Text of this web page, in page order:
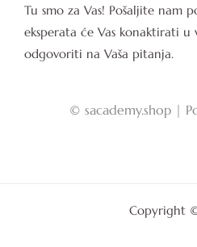
Tu smo za Vas! Pošaljite nam
eksperata će Vas konaktirati
odgovoriti na Vaša pitanja.
© sacademy.shop |
Copyright